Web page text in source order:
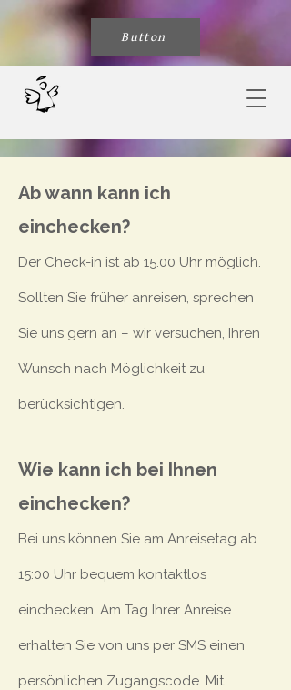
Button
Ab wann kann ich
einchecken?
Der Check-in ist ab 15.00 Uhr möglich.
Sollten Sie früher anreisen, sprechen
Sie uns gern an – wir versuchen, Ihren
Wunsch nach Möglichkeit zu
berücksichtigen.
Wie kann ich bei Ihnen
einchecken?
Bei uns können Sie am Anreisetag ab
15:00 Uhr bequem kontaktlos
einchecken. Am Tag Ihrer Anreise
erhalten Sie von uns per SMS einen
persönlichen Zugangscode. Mit